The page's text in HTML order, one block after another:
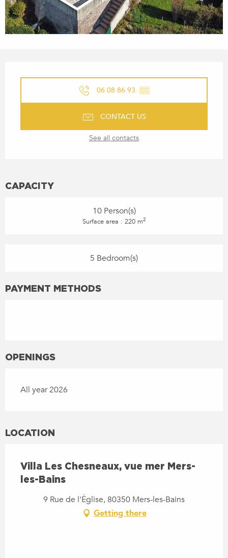
06 08 86 93 ▒▒
CONTACT US
See all contacts
CAPACITY
10 Person(s)
Surface area : 220 m2
5 Bedroom(s)
PAYMENT METHODS
OPENINGS
All year 2026
LOCATION
Villa Les Chesneaux, vue mer Mers-
les-Bains
9 Rue de l'Église, 80350 Mers-les-Bains
Getting there